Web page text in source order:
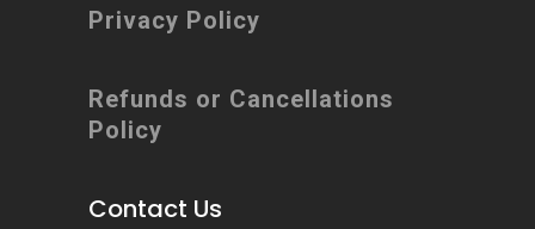
Privacy Policy
Refunds or Cancellations
Policy
Contact Us